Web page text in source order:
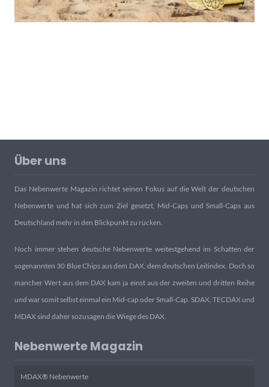
Über uns
Das Nebenwerte Magazin richtet seinen Fokus auf die Welt der deutschen
Nebenwerte und hat sich zum Ziel gesetzt, Mid-Caps und Small-Caps aus
Deutschland mehr in den Blickpunkt zu rücken.
Noch immer stehen deutsche Nebenwerte weitestgehend im Schatten der
sogenannten 30 Blue Chips aus dem DAX, dem deutschen Leitindex. Doch so
mancher Wert aus dem DAX kam ja einst aus der zweiten und dritten Reihe
und war somit selbst einmal ein Mid-cap oder Small-Cap. SDAX, TECDAX und
MDAX sind daher sozusagen die Wiege des DAX.
Nebenwerte Magazin
MDAX® Nebenwerte